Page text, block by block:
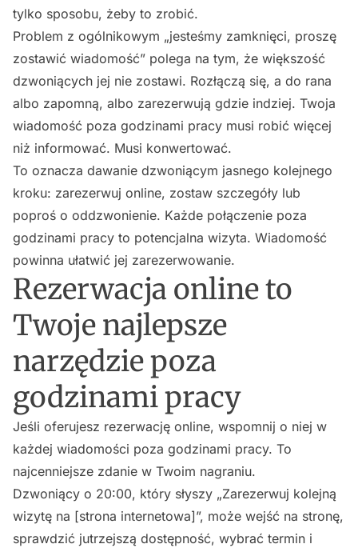
tylko sposobu, żeby to zrobić.
Problem z ogólnikowym „jesteśmy zamknięci, proszę
zostawić wiadomość” polega na tym, że większość
dzwoniących jej nie zostawi. Rozłączą się, a do rana
albo zapomną, albo zarezerwują gdzie indziej. Twoja
wiadomość poza godzinami pracy musi robić więcej
niż informować. Musi konwertować.
To oznacza dawanie dzwoniącym jasnego kolejnego
kroku: zarezerwuj online, zostaw szczegóły lub
poproś o oddzwonienie. Każde połączenie poza
godzinami pracy to potencjalna wizyta. Wiadomość
powinna ułatwić jej zarezerwowanie.
Rezerwacja online to
Twoje najlepsze
narzędzie poza
godzinami pracy
Jeśli oferujesz rezerwację online, wspomnij o niej w
każdej wiadomości poza godzinami pracy. To
najcenniejsze zdanie w Twoim nagraniu.
Dzwoniący o 20:00, który słyszy „Zarezerwuj kolejną
wizytę na [strona internetowa]”, może wejść na stronę,
sprawdzić jutrzejszą dostępność, wybrać termin i